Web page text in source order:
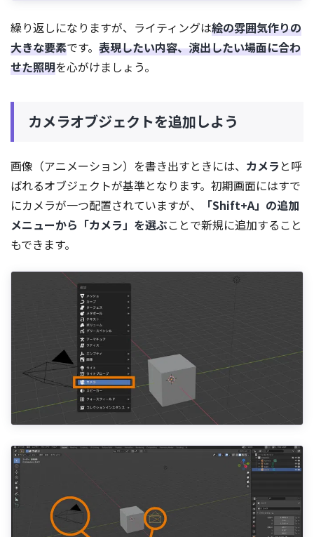
繰り返しになりますが、ライティングは絵の雰囲気作りの
大きな要素です。 表現したい内容、演出したい場面に合わ
せた照明を心がけましょう。
カメラオブジェクトを追加しよう
画像（アニメーション）を書き出すときには、 カメラ と呼
ばれるオブジェクトが基準となります。初期画面にはすで
にカメラが一つ配置されていますが、
「Shift+A」の追加
メニューから「カメラ」を選ぶことで新規に追加すること
もできます。